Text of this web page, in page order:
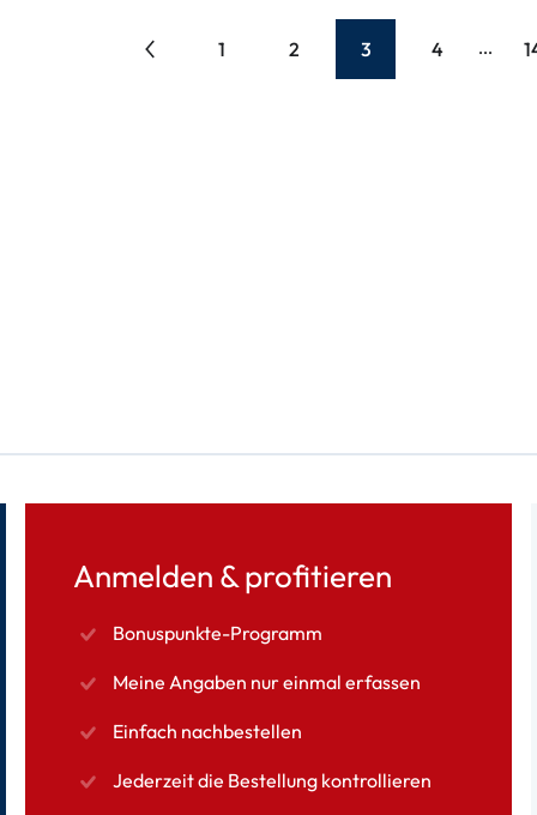
1 2 3 4 ...
Anmelden & profitieren
Bonuspunkte-Programm
Meine Angaben nur einmal erfassen
Einfach nachbestellen
Jederzeit die Bestellung kontrollieren